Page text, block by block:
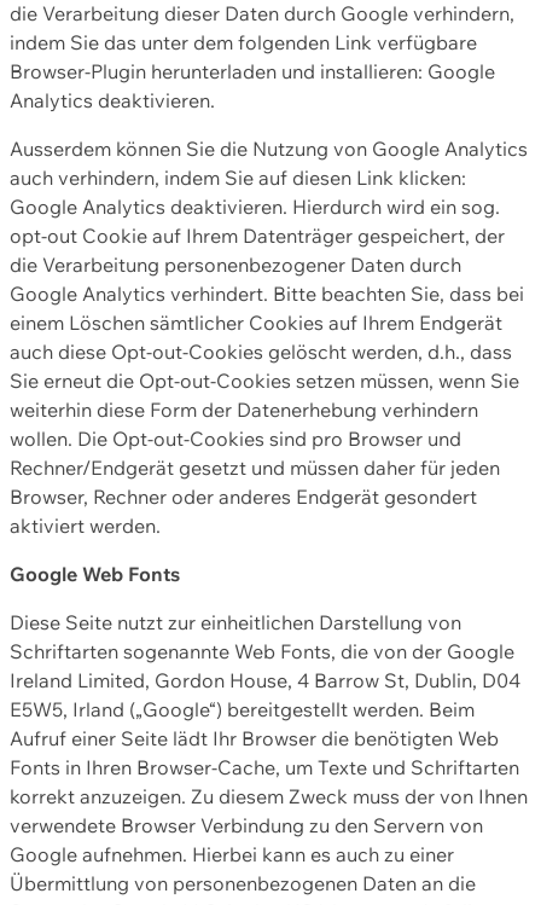
die Verarbeitung dieser Daten durch Google verhindern,
indem Sie das unter dem folgenden Link verfügbare
Browser-Plugin herunterladen und installieren: Google
Analytics deaktivieren.
Ausserdem können Sie die Nutzung von Google Analytics
auch verhindern, indem Sie auf diesen Link klicken:
Google Analytics deaktivieren. Hierdurch wird ein sog.
opt-out Cookie auf Ihrem Datenträger gespeichert, der
die Verarbeitung personenbezogener Daten durch
Google Analytics verhindert. Bitte beachten Sie, dass bei
einem Löschen sämtlicher Cookies auf Ihrem Endgerät
auch diese Opt-out-Cookies gelöscht werden, d.h., dass
Sie erneut die Opt-out-Cookies setzen müssen, wenn Sie
weiterhin diese Form der Datenerhebung verhindern
wollen. Die Opt-out-Cookies sind pro Browser und
Rechner/Endgerät gesetzt und müssen daher für jeden
Browser, Rechner oder anderes Endgerät gesondert
aktiviert werden.
Google Web Fonts
Diese Seite nutzt zur einheitlichen Darstellung von
Schriftarten sogenannte Web Fonts, die von der Google
Ireland Limited, Gordon House, 4 Barrow St, Dublin, D04
E5W5, Irland („Google“) bereitgestellt werden. Beim
Aufruf einer Seite lädt Ihr Browser die benötigten Web
Fonts in Ihren Browser-Cache, um Texte und Schriftarten
korrekt anzuzeigen. Zu diesem Zweck muss der von Ihnen
verwendete Browser Verbindung zu den Servern von
Google aufnehmen. Hierbei kann es auch zu einer
Übermittlung von personenbezogenen Daten an die